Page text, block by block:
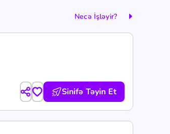
Necə İşləyir?
Sinifə Təyin Et